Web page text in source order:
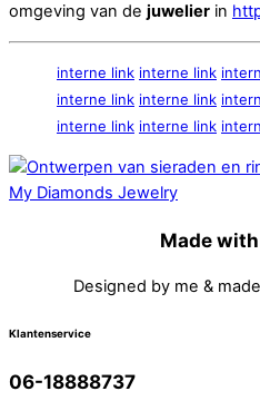
omgeving van de juwelier in
interne link interne link
interne link interne link
interne link interne link
Made
Designed by me &
Klantenservice
06-18888737